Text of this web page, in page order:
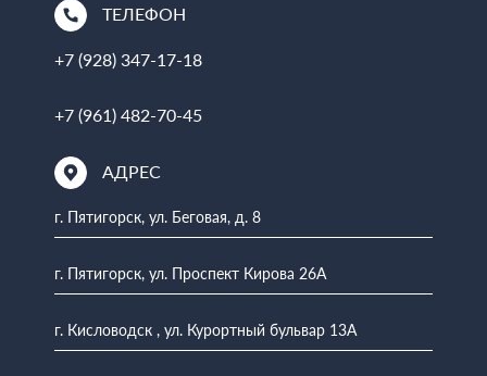
ТЕЛЕФОН
+7 (928) 347-17-18
+7 (961) 482-70-45
АДРЕС
г. Пятигорск, ул. Беговая, д. 8
г. Пятигорск, ул. Проспект Кирова 26А
г. Кисловодск , ул. Курортный бульвар 13А